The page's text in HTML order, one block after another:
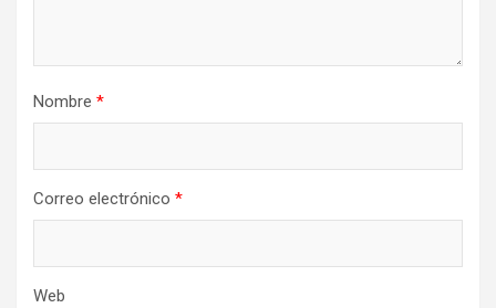
Nombre *
Correo electrónico *
Web